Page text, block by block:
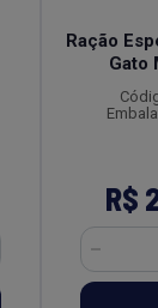
Ração
Gato
R$